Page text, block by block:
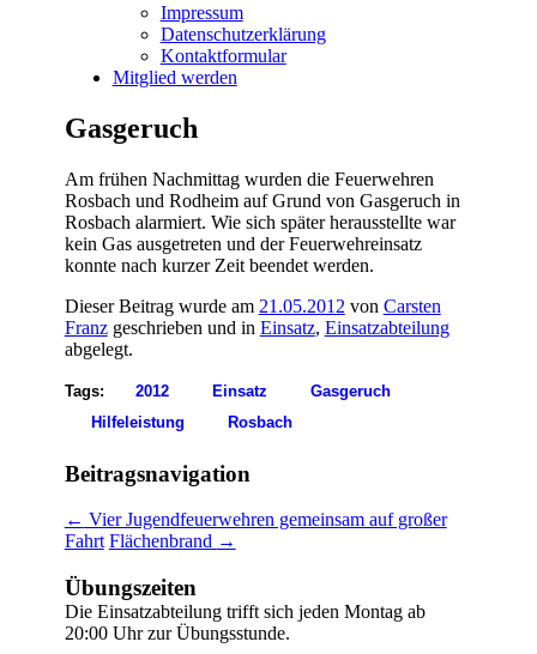
Impressum
Datenschutzerklärung
Kontaktformular
Mitglied werden
Gasgeruch
Am frühen Nachmittag wurden die Feuerwehren
Rosbach und Rodheim auf Grund von Gasgeruch in
Rosbach alarmiert. Wie sich später herausstellte war
kein Gas ausgetreten und der Feuerwehreinsatz
konnte nach kurzer Zeit beendet werden.
Dieser Beitrag wurde am 21.05.2012 von Carsten
Franzgeschrieben und in Einsatz, Einsatzabteilung
abgelegt.
Tags: 2012 Einsatz
Gasgeruch
Hilfeleistung
Rosbach
Beitragsnavigation
← Vier Jugendfeuerwehren gemeinsam auf großer
Fahrt Flächenbrand →
Übungszeiten
Die Einsatzabteilung trifft sich jeden Montag ab
20:00 Uhr zur Übungsstunde.